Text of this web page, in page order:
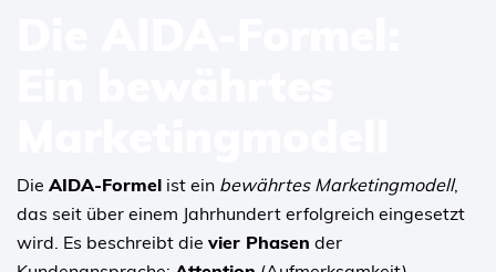
Die AIDA-Formel ist ein bewährtes Marketingmodell,
das seit über einem Jahrhundert erfolgreich eingesetzt
wird. Es beschreibt die vier Phasen der